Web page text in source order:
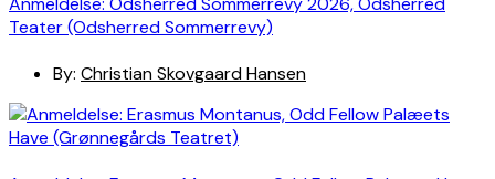
Teater (Odsherred Sommerrevy)
By: Christian Skovgaard Hansen